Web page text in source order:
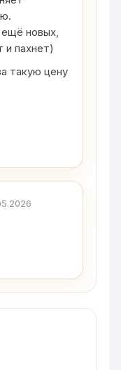
новых,
и пахнет)
такую цену